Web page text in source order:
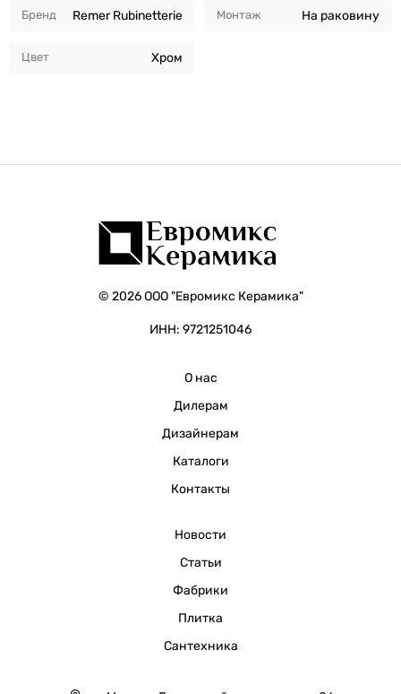
Бренд Remer Rubinetterie
Цвет Хром
Монтаж На раковину
© 2026 ООО "Евромикс Керамика"
ИНН: 9721251046
О нас
Дилерам
Дизайнерам
Каталоги
Контакты
Новости
Статьи
Фабрики
Плитка
Сантехника